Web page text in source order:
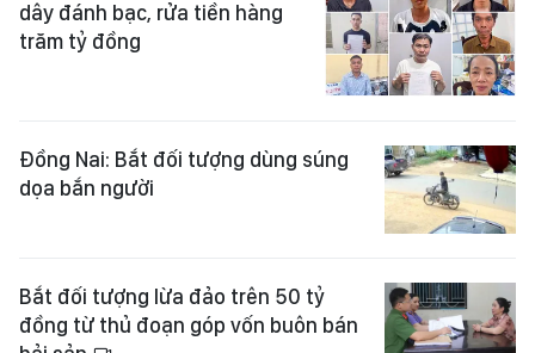
dây đánh bạc, rửa tiền hàng
trăm tỷ đồng
Đồng Nai: Bắt đối tượng dùng súng
dọa bắn người
Bắt đối tượng lừa đảo trên 50 tỷ
đồng từ thủ đoạn góp vốn buôn bán